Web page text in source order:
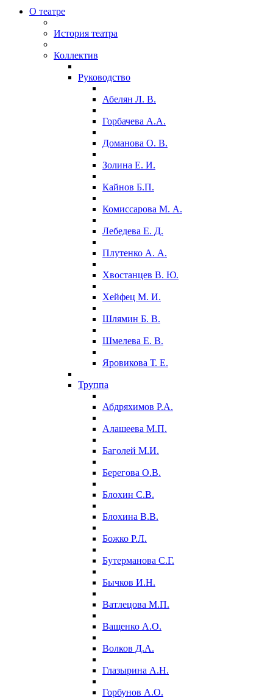
О театре
История театра
Коллектив
Руководство
Абелян Л. В.
Горбачева А.А.
Доманова О. В.
Золина Е. И.
Кайнов Б.П.
Комиссарова М. А.
Лебедева Е. Д.
Плутенко А. А.
Хвостанцев В. Ю.
Хейфец М. И.
Шлямин Б. В.
Шмелева Е. В.
Яровикова Т. Е.
Труппа
Абдряхимов Р.А.
Алашеева М.П.
Баголей М.И.
Берегова О.В.
Блохин С.В.
Блохина В.В.
Божко Р.Л.
Бутерманова С.Г.
Бычков И.Н.
Ватлецова М.П.
Ващенко А.О.
Волков Д.А.
Глазырина А.Н.
Горбунов А.О.